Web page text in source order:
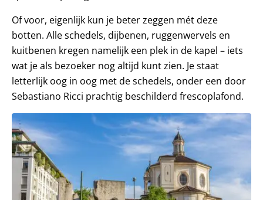
Of voor, eigenlijk kun je beter zeggen mét deze
botten. Alle schedels, dijbenen, ruggenwervels en
kuitbenen kregen namelijk een plek in de kapel – iets
wat je als bezoeker nog altijd kunt zien. Je staat
letterlijk oog in oog met de schedels, onder een door
Sebastiano Ricci prachtig beschilderd frescoplafond.